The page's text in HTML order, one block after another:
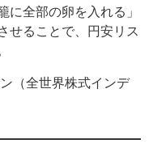
に全部の卵を入れる」
せることで、円安リス
（全世界株式インデ